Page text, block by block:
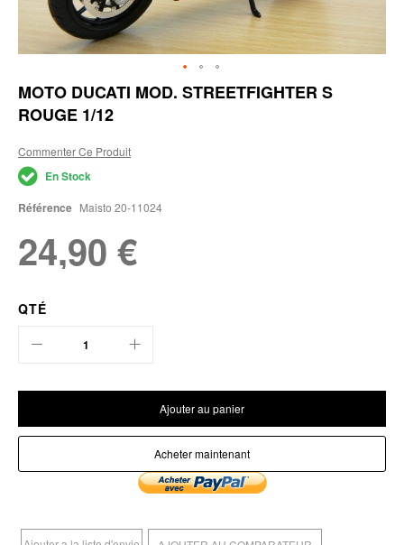
Skip
to
the
of
the
images
MOTO DUCATI MOD. STREETFIGHTER S
ROUGE 1/12
Commenter Ce Produit
En Stock
Référence Maisto 20-11024
24,90 €
QTÉ
Ajouter au panier
Acheter maintenant